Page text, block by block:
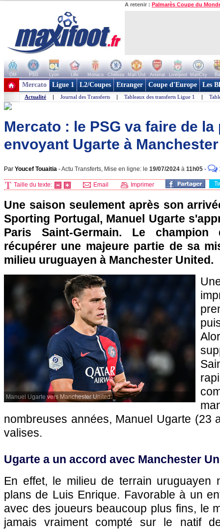
A retenir : Palmarès Coupe du
OM PSG Lyon Lille Monaco Chelsea Man Utd Arsenal Liverpool ManCity
+ de clubs
Mercato Ligue 1 L2/Coupes Etranger Coupe d'Europe Les
Actualité | Journal des Transferts | Tableaux des transferts Ligue 1 |
Mercato : le PSG va faire de la
envoyant Ugarte à
Par Youcef Touaitia -Actu Transferts, Mise en ligne: le 19/07/2024 à 11h05 -
Taille du texte: Email Imprimer
Une saison seulement après son
Sporting Portugal, Manuel Ugarte
Paris Saint-Germain. Le
récupérer une majeure partie de sa
milieu uruguayen à Manchester United.
Manuel Ugarte vers Manchester United.
nombreuses années, Manuel Ugarte (23
valises.
Ugarte a un accord avec Manchester
En effet, le milieu de terrain uruguayen
plans de Luis Enrique. Favorable à un
avec des joueurs beaucoup plus fins, le
jamais vraiment compté sur le natif